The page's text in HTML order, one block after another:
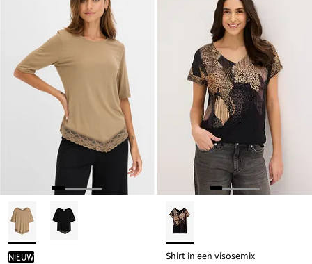
Nieuw Shirt in een visosemix